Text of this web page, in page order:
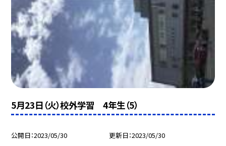
5月23日（火）校外学習 4年生（5）
公開日 2023/05/30 更新日 2023/05/30